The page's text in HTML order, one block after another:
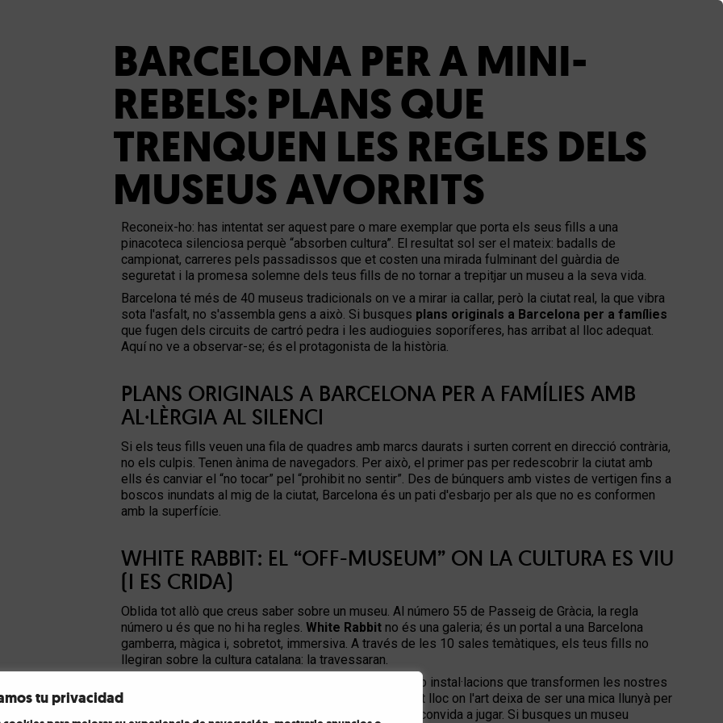
tu privacidad
BARCELONA PER A MINI-
REBELS: PLANS QUE
TRENQUEN LES REGLES DELS
MUSEUS AVORRITS
Reconeix-ho: has intentat ser aquest pare o mare exemplar que porta els seus fills a una
pinacoteca silenciosa perquè “absorben cultura”. El resultat sol ser el mateix: badalls de
campionat, carreres pels passadissos que et costen una mirada fulminant del guàrdia de
seguretat i la promesa solemne dels teus fills de no tornar a trepitjar un museu a la seva vida.
Barcelona té més de 40 museus tradicionals on ve a mirar ia callar, però la ciutat real, la que vibra
sota l'asfalt, no s'assembla gens a això. Si busques plans originals a Barcelona per a famílies
que fugen dels circuits de cartró pedra i les audioguies soporíferes, has arribat al lloc adequat.
Aquí no ve a observar-se; és el protagonista de la història.
PLANS ORIGINALS A BARCELONA PER A FAMÍLIES AMB
AL·LÈRGIA AL SILENCI
Si els teus fills veuen una fila de quadres amb marcs daurats i surten corrent en direcció contrària,
no els culpis. Tenen ànima de navegadors. Per això, el primer pas per redescobrir la ciutat amb
ells és canviar el “no tocar” pel “prohibit no sentir”. Des de búnquers amb vistes de vertigen fins a
boscos inundats al mig de la ciutat, Barcelona és un pati d'esbarjo per als que no es conformen
amb la superfície.
WHITE RABBIT: EL “OFF-MUSEUM” ON LA CULTURA ES VIU
(I ES CRIDA)
Oblida tot allò que creus saber sobre un museu. Al número 55 de Passeig de Gràcia, la regla
número u és que no hi ha regles. White Rabbitno és una galeria; és un portal a una Barcelona
gamberra, màgica i, sobretot, immersiva. A través de les 10 sales temàtiques, els teus fills no
llegiran sobre la cultura catalana: la travessaran.
Aquí els mini-rebels poden saltar, tocar i al·lucinar amb instal·lacions que transformen les nostres
tradicions en una cosa salvatgement visual. És aquest lloc on l'art deixa de ser una mica llunyà per
convertir-se en una cosa que t'envolta, t'esquitxa i et convida a jugar. Si busques un museu